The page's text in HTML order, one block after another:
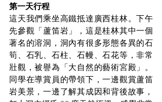
第一天行程
這天我們乘坐高鐵抵達廣西桂林。下午
先參觀「蘆笛岩」，這是桂林其中一個
著名的溶洞，洞內有很多形態各異的石
筍、石乳、石柱、石幔、石花等，非常
壯觀，被譽為「大自然的藝術宮殿」。
同學在導賞員的帶領下，一邊觀賞蘆笛
岩美景，一邊了解其成因和背後故事，